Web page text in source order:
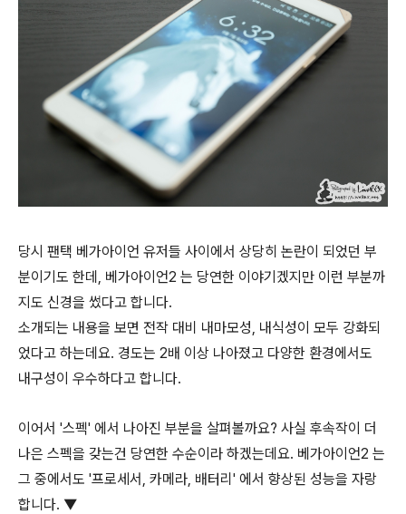
당시 팬택 베가아이언 유저들 사이에서 상당히 논란이 되었던 부
분이기도 한데, 베가아이언2 는 당연한 이야기겠지만 이런 부분까
지도 신경을 썼다고 합니다.
소개되는 내용을 보면 전작 대비 내마모성, 내식성이 모두 강화되
었다고 하는데요. 경도는 2배 이상 나아졌고 다양한 환경에서도
내구성이 우수하다고 합니다.
이어서 '스펙' 에서 나아진 부분을 살펴볼까요? 사실 후속작이 더
나은 스펙을 갖는건 당연한 수순이라 하겠는데요. 베가아이언2 는
그 중에서도 '프로세서, 카메라, 배터리' 에서 향상된 성능을 자랑
합니다. ▼